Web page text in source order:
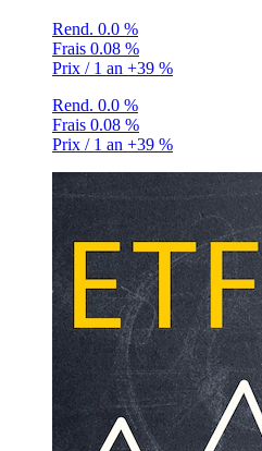
Rend. 0.0 %
Frais 0.08 %
Prix / 1 an +39 %
Rend. 0.0 %
Frais 0.08 %
Prix / 1 an +39 %